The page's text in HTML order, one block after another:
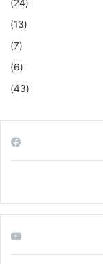
(24)
(13)
(7)
(6)
(43)